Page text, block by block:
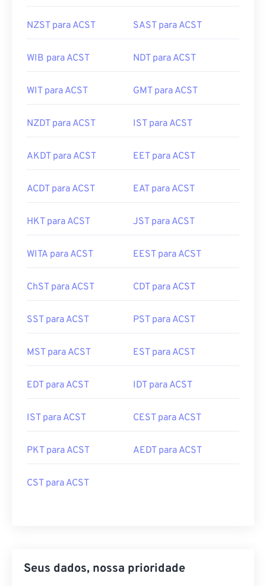
NZST para ACST SAST para ACST
WIB para ACST NDT para ACST
WIT para ACST GMT para ACST
NZDT para ACST IST para ACST
AKDT para ACST EET para ACST
ACDT para ACST EAT para ACST
HKT para ACST JST para ACST
WITA para ACST EEST para ACST
ChST para ACST CDT para ACST
SST para ACST PST para ACST
MST para ACST EST para ACST
EDT para ACST IDT para ACST
IST para ACST CEST para ACST
PKT para ACST AEDT para ACST
CST para ACST
Seus dados, nossa prioridade